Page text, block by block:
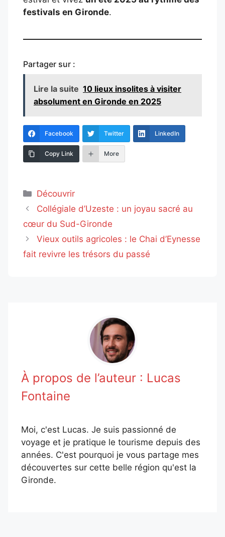
festivals en Gironde.
Partager sur :
Lire la suite 10 lieux insolites à visiter
absolument en Gironde en 2025
Facebook Twitter LinkedIn
Copy Link More
Catégories
Découvrir
Collégiale d’Uzeste : un joyau sacré au
cœur du Sud-Gironde
Vieux outils agricoles : le Chai d’Eynesse
fait revivre les trésors du passé
À propos de l’auteur : Lucas
Fontaine
Moi, c'est Lucas. Je suis passionné de
voyage et je pratique le tourisme depuis des
années. C'est pourquoi je vous partage mes
découvertes sur cette belle région qu'est la
Gironde.